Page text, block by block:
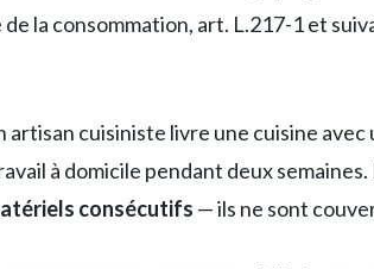
de la consommation, art. L.217-1 et
artisan cuisiniste livre une cuisine
à domicile pendant deux
consécutifs — ils ne sont